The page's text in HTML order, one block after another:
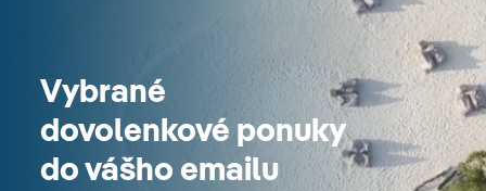
Vybrané
dovolenkové ponuky
do vášho emailu